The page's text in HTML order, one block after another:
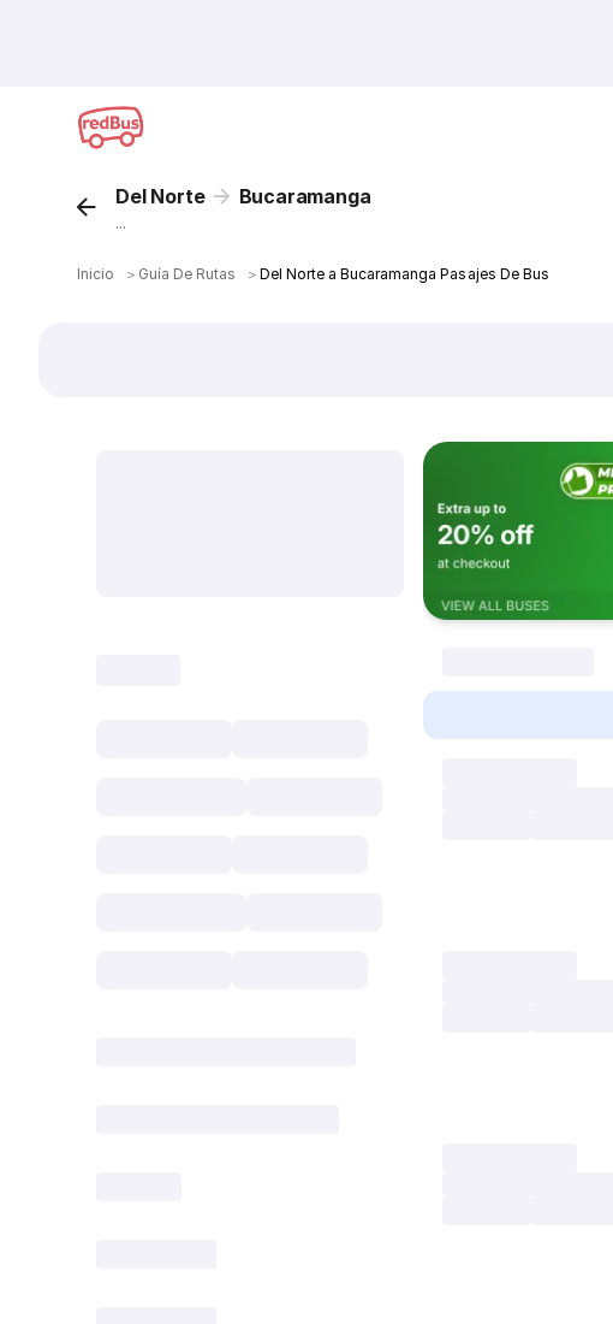
Del Norte Bucaramanga
...
Inicio ＞ Guía De Rutas ＞Del Norte a Bucaramanga Pasajes De Bus